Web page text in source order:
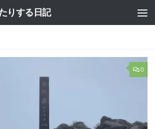
ップ
りする日記
0